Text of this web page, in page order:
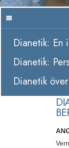
Dianetik: En
Dianetik:
Dianetik